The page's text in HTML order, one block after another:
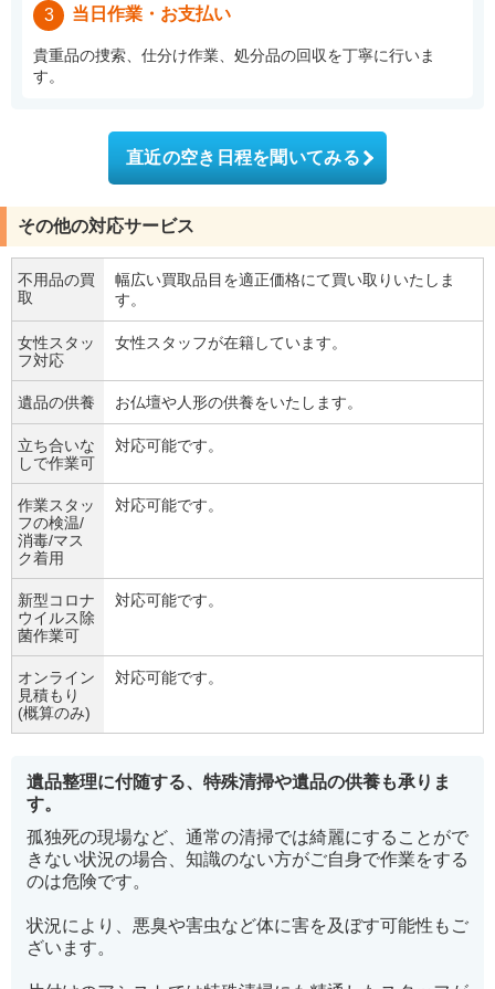
3 当日作業・お支払い
貴重品の捜索、仕分け作業、処分品の回収を丁寧に行いま
す。
直近の空き日程を聞いてみる
その他の対応サービス
不用品の買
取
幅広い買取品目を適正価格にて買い取りいたしま
す。
女性スタッ
フ対応
女性スタッフが在籍しています。
遺品の供養 お仏壇や人形の供養をいたします。
立ち合いな
しで作業可
対応可能です。
作業スタッ
フの検温/
消毒/マス
ク着用
対応可能です。
新型コロナ
ウイルス除
菌作業可
対応可能です。
オンライン
見積もり
(概算のみ)
対応可能です。
遺品整理に付随する、特殊清掃や遺品の供養も承りま
す。
孤独死の現場など、通常の清掃では綺麗にすることがで
きない状況の場合、知識のない方がご自身で作業をする
のは危険です。
状況により、悪臭や害虫など体に害を及ぼす可能性もご
ざいます。